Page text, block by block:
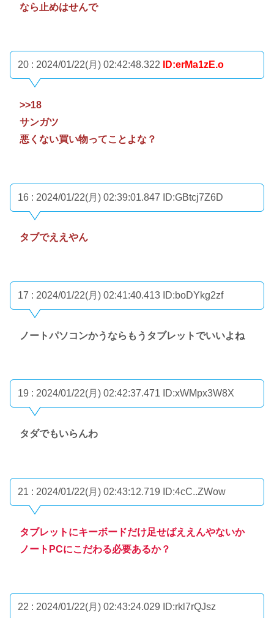
なら止めはせんで
20 : 2024/01/22(月) 02:42:48.322 ID:erMa1zE.o
>>18
サンガツ
悪くない買い物ってことよな？
16 : 2024/01/22(月) 02:39:01.847 ID:GBtcj7Z6D
タブでええやん
17 : 2024/01/22(月) 02:41:40.413 ID:boDYkg2zf
ノートパソコンかうならもうタブレットでいいよね
19 : 2024/01/22(月) 02:42:37.471 ID:xWMpx3W8X
タダでもいらんわ
21 : 2024/01/22(月) 02:43:12.719 ID:4cC..ZWow
タブレットにキーボードだけ足せばええんやないか
ノートPCにこだわる必要あるか？
22 : 2024/01/22(月) 02:43:24.029 ID:rkl7rQJsz